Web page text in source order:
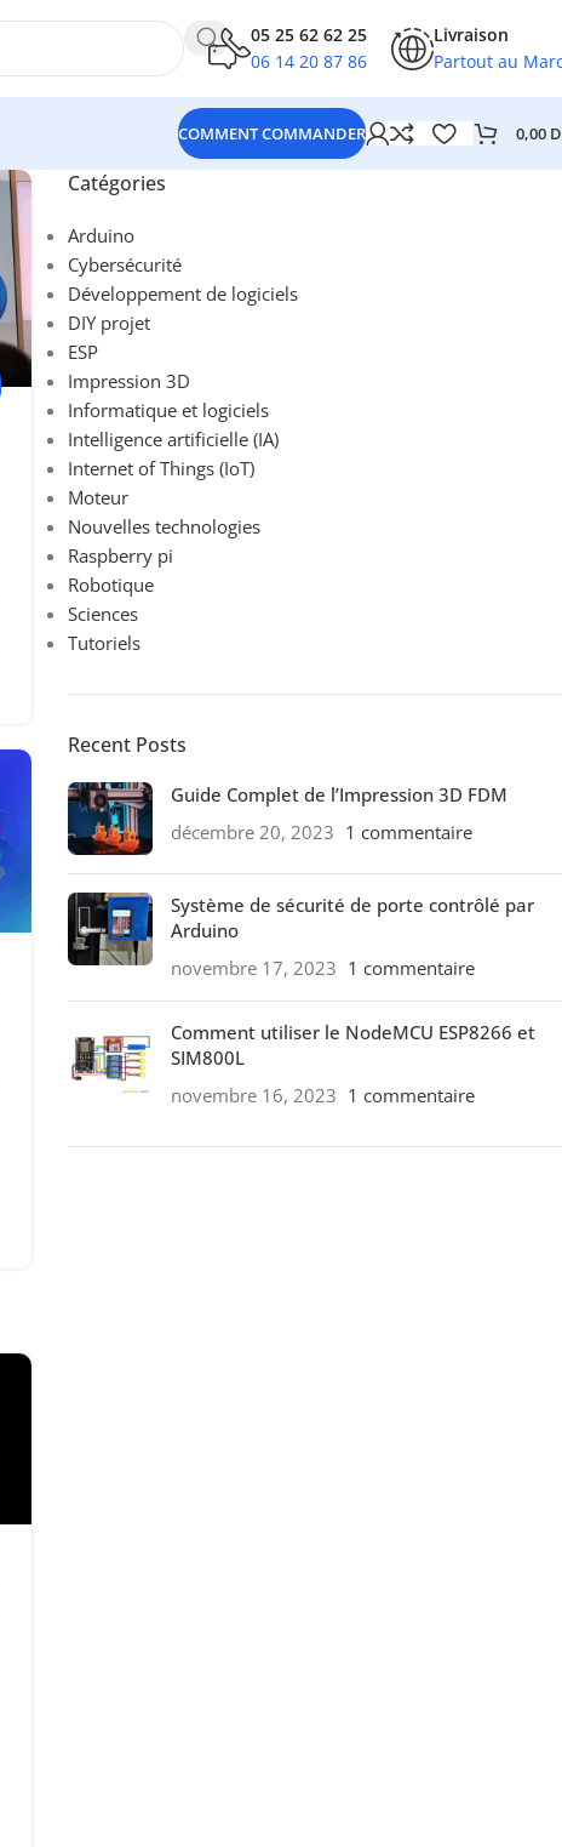
05 25 62 62 25
06 14 20 87 86
Livraison
Partout au
COMMENT COMMANDER 0,00
Catégories
Arduino
Cybersécurité
Développement de logiciels
DIY projet
ESP
Impression 3D
Informatique et logiciels
Intelligence artificielle (IA)
Internet of Things (IoT)
Moteur
Nouvelles technologies
Raspberry pi
Robotique
Sciences
Tutoriels
Recent Posts
Guide Complet de l’Impression 3D FDM
décembre 20, 2023 1 commentaire
Système de sécurité de porte contrôlé par
Arduino
novembre 17, 2023 1 commentaire
Comment utiliser le NodeMCU ESP8266 et
SIM800L
novembre 16, 2023 1 commentaire